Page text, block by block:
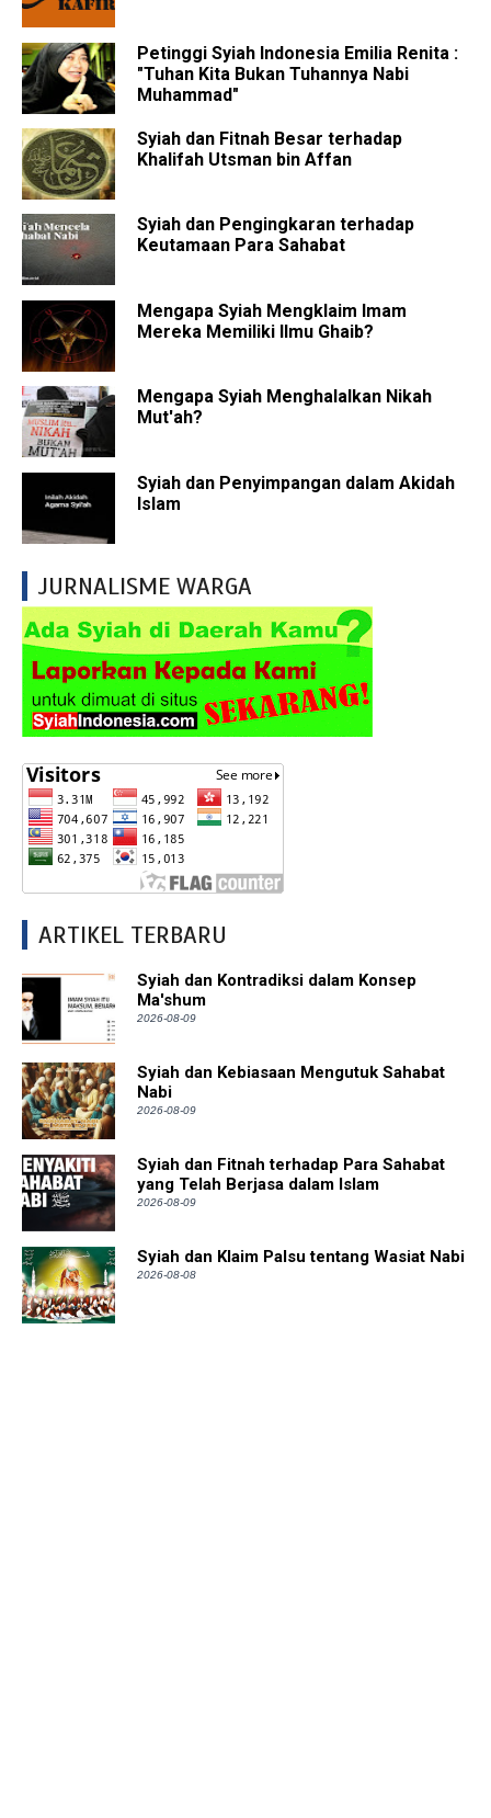
Petinggi Syiah Indonesia Emilia Renita :
"Tuhan Kita Bukan Tuhannya Nabi
Muhammad"
Syiah dan Fitnah Besar terhadap
Khalifah Utsman bin Affan
Syiah dan Pengingkaran terhadap
Keutamaan Para Sahabat
Mengapa Syiah Mengklaim Imam
Mereka Memiliki Ilmu Ghaib?
Mengapa Syiah Menghalalkan Nikah
Mut'ah?
Syiah dan Penyimpangan dalam Akidah
Islam
JURNALISME WARGA
ARTIKEL TERBARU
Syiah dan Kontradiksi dalam Konsep
Ma'shum
2026-08-09
Syiah dan Kebiasaan Mengutuk Sahabat
Nabi
2026-08-09
Syiah dan Fitnah terhadap Para Sahabat
yang Telah Berjasa dalam Islam
2026-08-09
Syiah dan Klaim Palsu tentang Wasiat Nabi
2026-08-08